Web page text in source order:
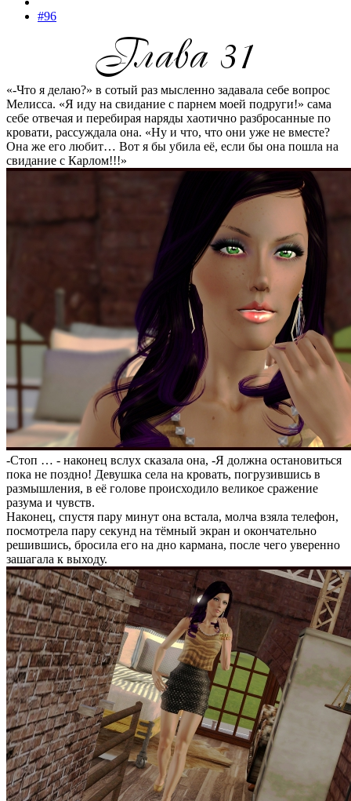
#96
«-Что я делаю?» в сотый раз мысленно задавала себе вопрос
Мелисса. «Я иду на свидание с парнем моей подруги!» сама
себе отвечая и перебирая наряды хаотично разбросанные по
кровати, рассуждала она. «Ну и что, что они уже не вместе?
Она же его любит… Вот я бы убила её, если бы она пошла на
свидание с Карлом!!!»
-Стоп … - наконец вслух сказала она, -Я должна остановиться
пока не поздно! Девушка села на кровать, погрузившись в
размышления, в её голове происходило великое сражение
разума и чувств.
Наконец, спустя пару минут она встала, молча взяла телефон,
посмотрела пару секунд на тёмный экран и окончательно
решившись, бросила его на дно кармана, после чего уверенно
зашагала к выходу.